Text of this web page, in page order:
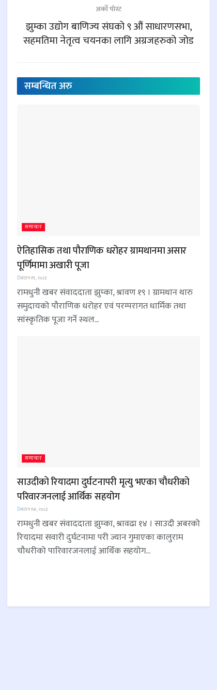
अर्काे पाेस्ट
झुम्का उद्योग बाणिज्य संघको ९ औं साधारणसभा,
सहमतिमा नेतृत्व चयनका लागि अग्रजहरुको जोड
सम्बन्धितअरु
समाचार
ऐतिहासिक तथा पौराणिक धरोहर ग्रामथानमा असार
पूर्णिमामा अखारी पूजा
साउन १९, २०८३
रामधुनी खबर संवाददाता झुम्का, श्रावण १९ । ग्रामथान थारु
समुदायको पौराणिक धरोहर एवं परम्परागत धार्मिक तथा
सांस्कृतिक पूजा गर्ने स्थल...
समाचार
साउदीको रियादमा दुर्घटनापरी मृत्यु भएका चौधरीको
परिवारजनलाई आर्थिक सहयोग
साउन १४, २०८३
रामधुनी खबर संवाददाता झुम्का, श्रावढा १४ । साउदी अबरको
रियादमा सवारी दुर्घटनामा परी ज्यान गुमाएका कालुराम
चौधरीको पारिवारजनलाई आर्थिक सहयोग...